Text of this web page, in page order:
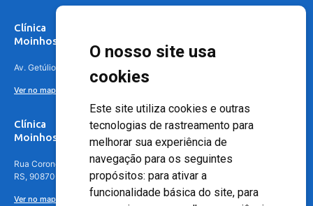
O nosso site usa
cookies
Este site utiliza cookies e outras
tecnologias de rastreamento para
melhorar sua experiência de
navegação para os seguintes
propósitos: para ativar a
funcionalidade básica do site, para
Clínica
Moinhos de Vento Canoas
Av. Getúlio Vargas, 4841 – Centro, Canoas – RS, 92010-010
Ver no mapa
Clínica
Moinhos de Vento - Teresópolis
Rua Coronel Aparício Borges, 250 - 3º andar - Teresópolis, Porto Alegre -
RS, 90870-016
Ver no mapa